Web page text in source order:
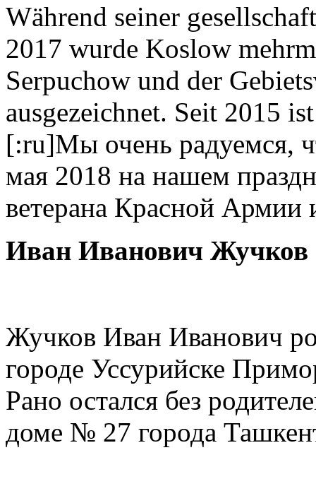
Während seiner
2017 wurde Koslow
Serpuchow und der
ausgezeichnet. Seit 2015
[:ru]Мы очень радуемся,
мая 2018 на нашем
ветерана Красной Армии
Иван Иванович Жучков
Жучков Иван Иванович
городе Уссурийске
Рано остался без
доме № 27 города